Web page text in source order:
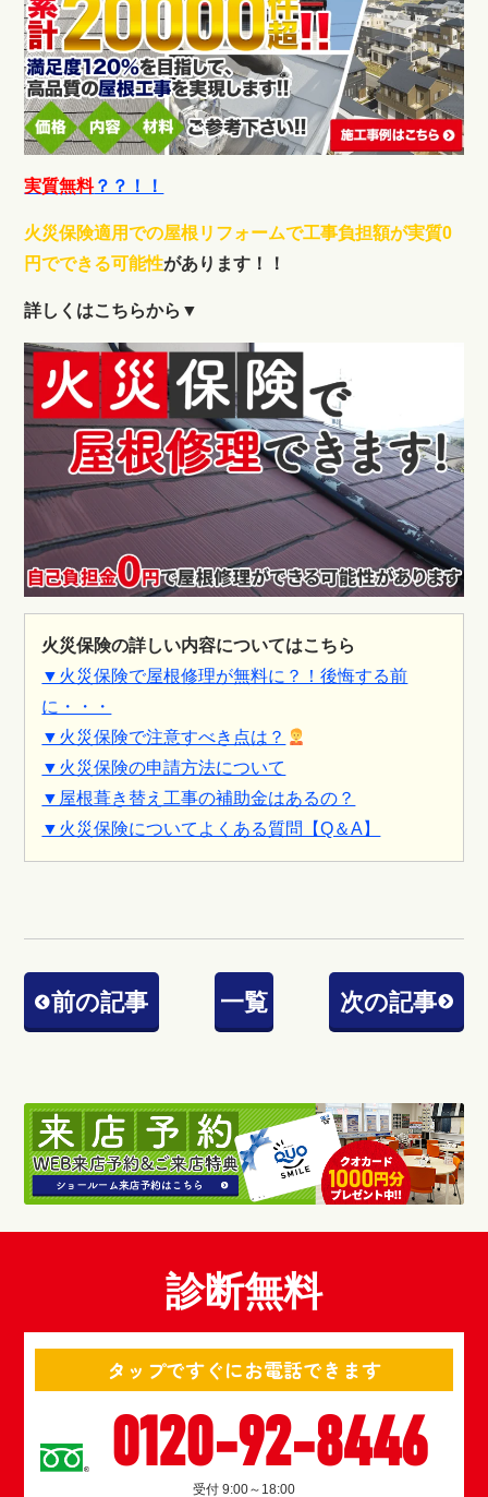
実質無料？？！！
火災保険適用での屋根リフォームで工事負担額が実質0
円でできる可能性があります！！
詳しくはこちらから▼
火災保険の詳しい内容についてはこちら
▼火災保険で屋根修理が無料に？！後悔する前
に・・・
▼火災保険で注意すべき点は？
▼火災保険の申請方法について
▼屋根葺き替え工事の補助金はあるの？
▼火災保険についてよくある質問【Q＆A】
前の記事 一覧 次の記事
診断無料
タップですぐにお電話できます
0120-92-8446
受付 9:00～18:00